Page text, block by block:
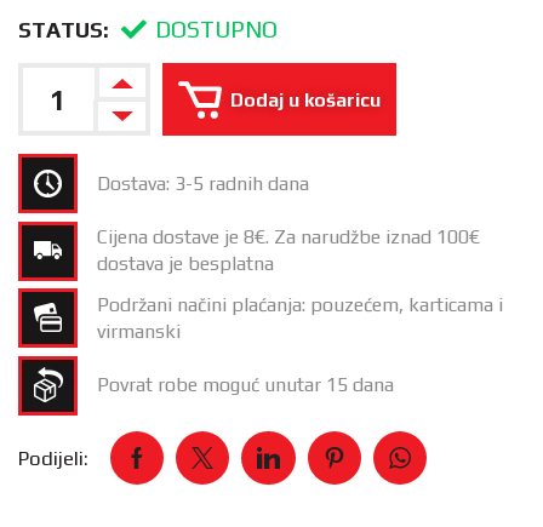
STATUS: DOSTUPNO
Dodaj u košaricu
Dostava: 3-5 radnih dana
Cijena dostave je 8€. Za narudžbe iznad 100€
dostava je besplatna
Podržani načini plaćanja: pouzećem, karticama i
virmanski
Povrat robe moguć unutar 15 dana
Podijeli: